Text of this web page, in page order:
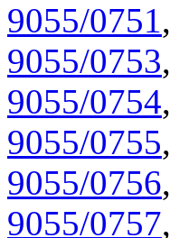
9055/0751,
9055/0753,
9055/0754,
9055/0755,
9055/0756,
9055/0757,